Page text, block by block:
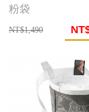
粉袋
NT$1,490